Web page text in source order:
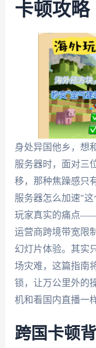
卡顿攻略
身处异国他乡，想
服务器时，面对三
移，那种焦躁感只
服务器怎么加速"
玩家真实的痛点
运营商跨境带宽限
幻灯片体验。其实
场灾难，这篇指南
锁，让万公里外的
机和看国内直播一
跨国卡顿